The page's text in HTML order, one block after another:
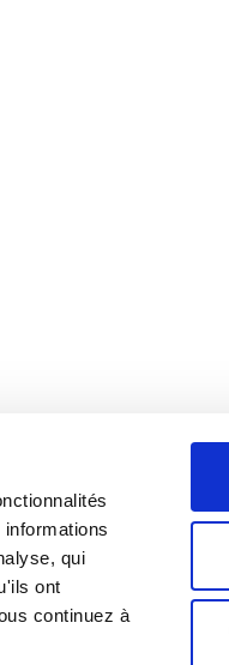
qui
ont
continuez à